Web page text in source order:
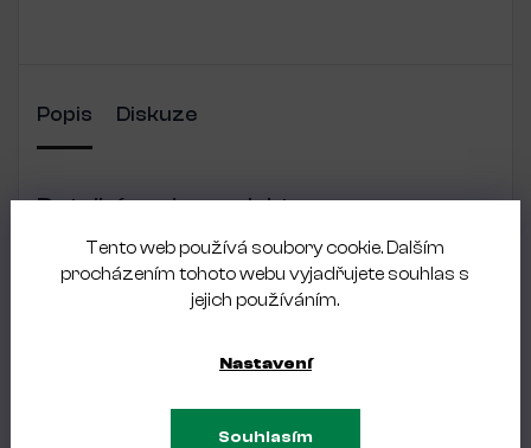
Tento web používá soubory cookie. Dalším
procházením tohoto webu vyjadřujete souhlas s
jejich používáním.
Nastavení
Souhlasím
Popis Diskuze
Detailní popis produktu
KLÍČOVÉ VLASTNOSTI:
Vysoce kvalitní ocel 30X13 (Aisi 420)
leštění pastou GOI zajišťuje odolnost proti korozi
stylový lesklý povrch